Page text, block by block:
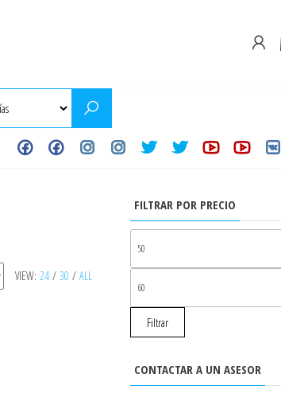
VIEW: 24 / 30 / ALL
FILTRAR POR PRECIO
Filtrar
CONTACTAR A UN ASESOR